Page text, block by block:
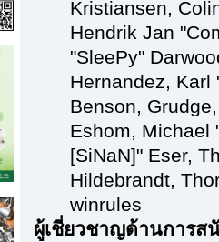
Kristiansen,
Hendrik Jan
"SleePy"
Hernandez, Karl
Benson,
Eshom, Michael
[SiNaN]" Eser,
Hildebrandt,
winrules
ผู้เชี่ยวชาญด้านการส